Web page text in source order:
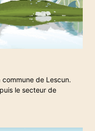
commune de Lescun.
le secteur de